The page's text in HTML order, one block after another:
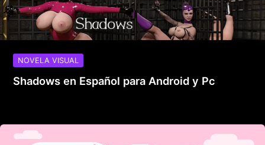
NOVELA VISUAL
Shadows en Español para Android y Pc